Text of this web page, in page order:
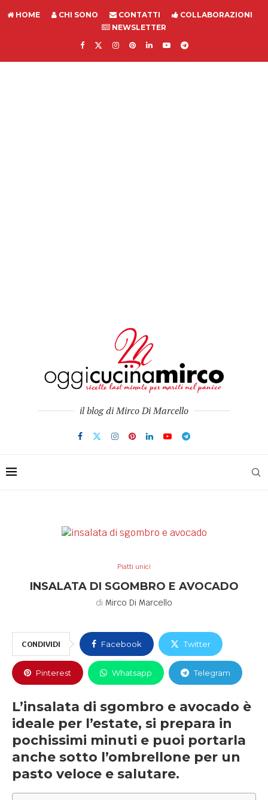
HOME CHI SONO CONTATTI
COLLABORAZIONI
NEWSLETTER
il blog di Mirco Di Marcello
Piatti unici
INSALATA DI SGOMBRO E AVOCADO
di Mirco Di Marcello
CONDIVIDI Facebook Twitter
Pinterest Whatsapp Telegram
L’insalata di sgombro e avocado è
ideale per l’estate, si prepara in
pochissimi minuti e puoi portarla
anche sotto l’ombrellone per un
pasto veloce e salutare.